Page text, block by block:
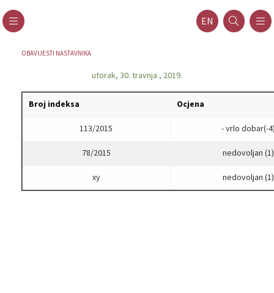
EN
OBAVIJESTI NASTAVNIKA
utorak, 30. travnja , 2019.
Broj indeksa Ocjena
113/2015 - vrlo dobar(-
78/2015 nedovoljan (1)
xy nedovoljan (1)